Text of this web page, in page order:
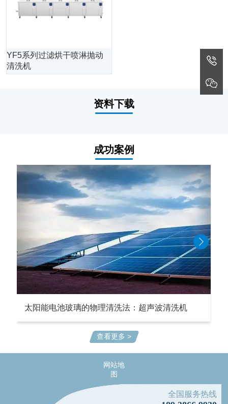
YF5系列过滤烘干喷淋抛动
清洗机
资料下载
成功案例
太阳能电池玻璃的物理清洗法：超声波清洗机
查看更多 >
网站地
图
全国服务热线